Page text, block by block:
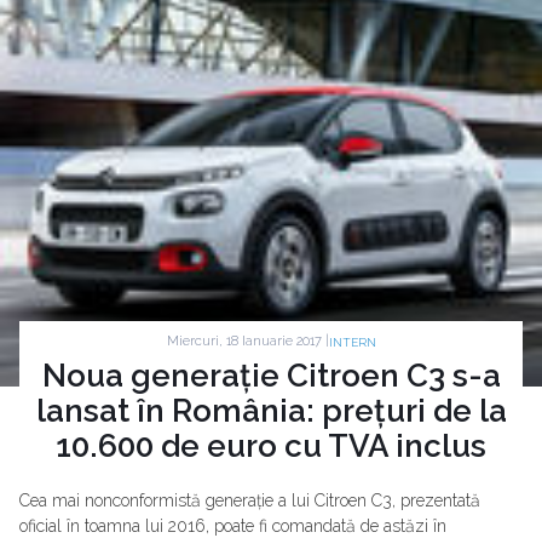
Miercuri, 18 Ianuarie 2017 | INTERN
Noua generație Citroen C3 s-a
lansat în România: prețuri de la
10.600 de euro cu TVA inclus
Cea mai nonconformistă generație a lui Citroen C3, prezentată
oficial în toamna lui 2016, poate fi comandată de astăzi în